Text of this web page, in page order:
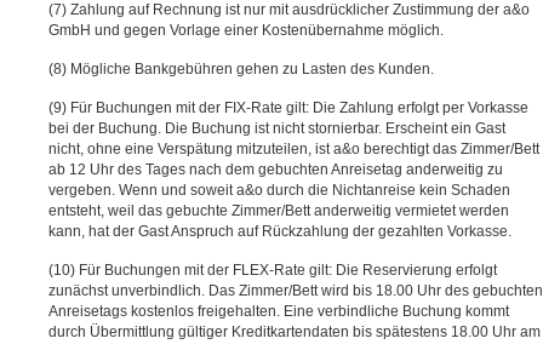
Zahlung auf Rechnung ist nur mit ausdrücklicher Zustimmung der a&o
GmbH und gegen Vorlage einer Kostenübernahme möglich.
Mögliche Bankgebühren gehen zu Lasten des Kunden.
Für Buchungen mit der FIX-Rate gilt: Die Zahlung erfolgt per Vorkasse
bei der Buchung. Die Buchung ist nicht stornierbar. Erscheint ein Gast
nicht, ohne eine Verspätung mitzuteilen, ist a&o berechtigt das Zimmer/Bett
ab 12 Uhr des Tages nach dem gebuchten Anreisetag anderweitig zu
vergeben. Wenn und soweit a&o durch die Nichtanreise kein Schaden
entsteht, weil das gebuchte Zimmer/Bett anderweitig vermietet werden
kann, hat der Gast Anspruch auf Rückzahlung der gezahlten Vorkasse.
Für Buchungen mit der FLEX-Rate gilt: Die Reservierung erfolgt
zunächst unverbindlich. Das Zimmer/Bett wird bis 18.00 Uhr des gebuchten
Anreisetags kostenlos freigehalten. Eine verbindliche Buchung kommt
durch Übermittlung gültiger Kreditkartendaten bis spätestens 18.00 Uhr am